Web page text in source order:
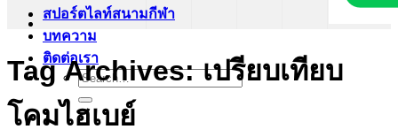
สปอร์ตไลท์สนามกีฬา
บทความ
ติดต่อเรา
Search
for:
Tag Archives:เปรียบเทียบ
โคมไฮเบย์